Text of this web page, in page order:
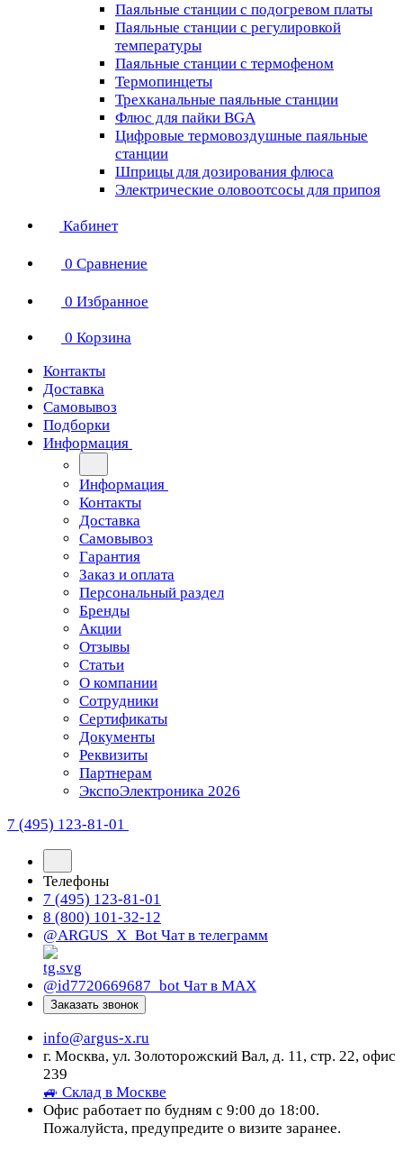
Паяльные станции с подогревом платы
Паяльные станции с регулировкой
температуры
Паяльные станции с термофеном
Термопинцеты
Трехканальные паяльные станции
Флюс для пайки BGA
Цифровые термовоздушные паяльные
станции
Шприцы для дозирования флюса
Электрические оловоотсосы для припоя
Кабинет
0 Сравнение
0 Избранное
0 Корзина
Контакты
Доставка
Самовывоз
Подборки
Информация
Информация
Контакты
Доставка
Самовывоз
Гарантия
Заказ и оплата
Персональный раздел
Бренды
Акции
Отзывы
Статьи
О компании
Сотрудники
Сертификаты
Документы
Реквизиты
Партнерам
ЭкспоЭлектроника 2026
7 (495) 123-81-01
Телефоны
7 (495) 123-81-01
8 (800) 101-32-12
@ARGUS_X_Bot Чат в телеграмм
@id7720669687_bot Чат в МАХ
Заказать звонок
info@argus-x.ru
г. Москва, ул. Золоторожский Вал, д. 11, стр. 22, офис
239
🚙 Склад в Москве
Офис работает по будням с 9:00 до 18:00.
Пожалуйста, предупредите о визите заранее.